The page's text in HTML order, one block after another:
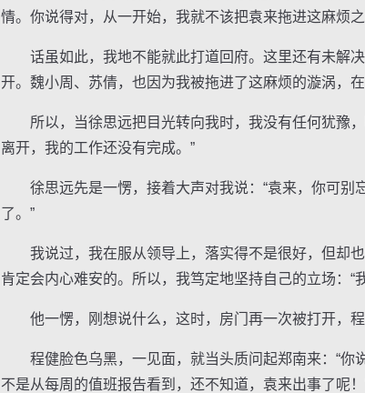
情。你说得对，从一开始，我就不该把袁来拖进这麻烦之
话虽如此，我地不能就此打道回府。这里还有未解决
开。魏小周、苏倩，也因为我被拖进了这麻烦的漩涡，
所以，当徐思远把目光转向我时，我没有任何犹豫，
离开，我的工作还没有完成。”
徐思远先是一愣，接着大声对我说：“袁来，你可别
了。”
我说过，我在服从领导上，落实得不是很好，但却也
肯定会内心难安的。所以，我笃定地坚持自己的立场：
他一愣，刚想说什么，这时，房门再一次被打开，程
程健脸色乌黑，一见面，就当头质问起郑南来：“你
不是从每周的值班报告看到，还不知道，袁来出事了呢！